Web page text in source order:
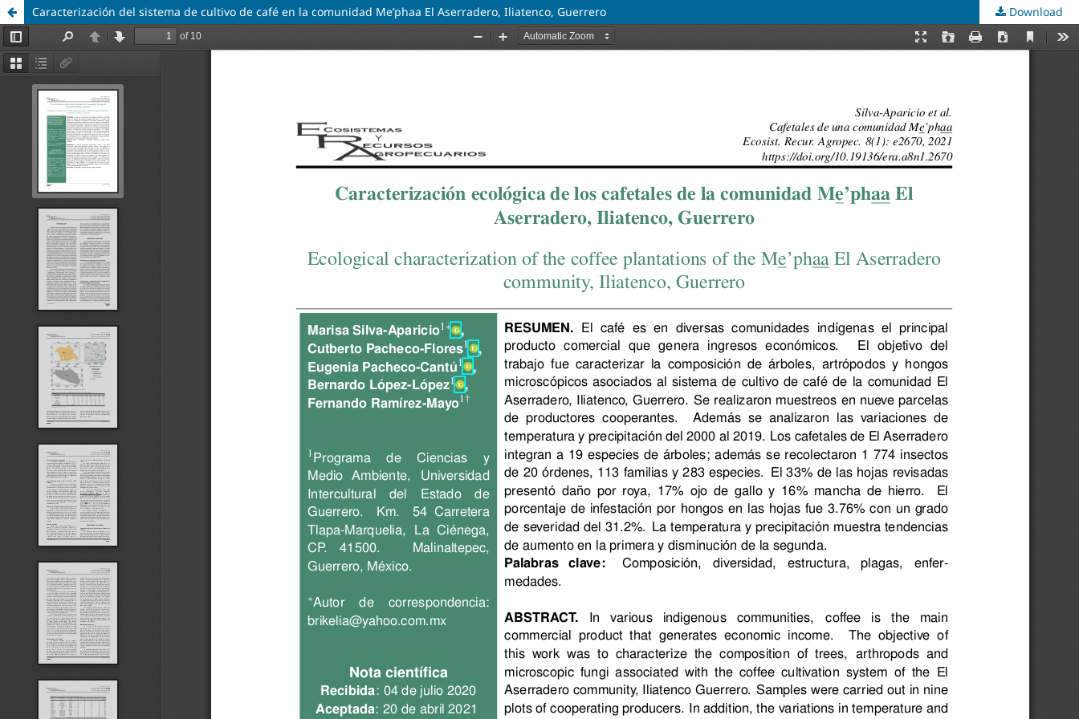
Caracterización del sistema de cultivo de café en la comunidad Me’phaa El Aserradero, Iliatenco, Guerrero Download